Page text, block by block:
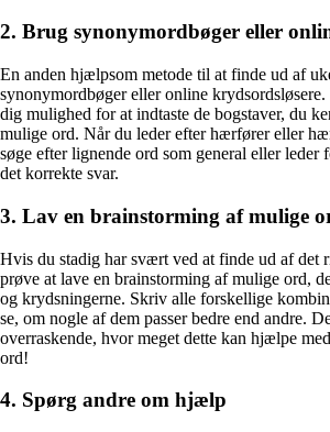
2. Brug synonymordbøger eller
En anden hjælpsom metode til at finde ud af
synonymordbøger eller online
dig mulighed for at indtaste de bogstaver, du
mulige ord. Når du leder efter hærfører eller
søge efter lignende ord som general eller leder
det korrekte svar.
3. Lav en brainstorming af mulige
Hvis du stadig har svært ved at finde ud af det
prøve at lave en brainstorming af mulige ord,
og krydsningerne. Skriv alle forskellige
se, om nogle af dem passer bedre end andre.
overraskende, hvor meget dette kan hjælpe
ord!
4. Spørg andre om hjælp